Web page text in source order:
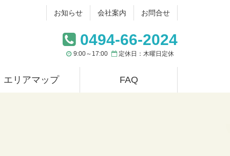
0494-66-2024
9:00～17:00 定休日：木曜日定休
お知らせ 会社案内 お問合せ
エリアマップ FAQ